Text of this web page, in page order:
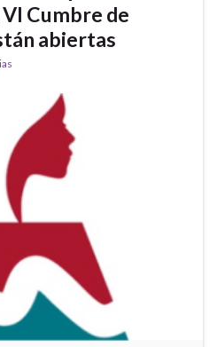
Cumbre de
abiertas